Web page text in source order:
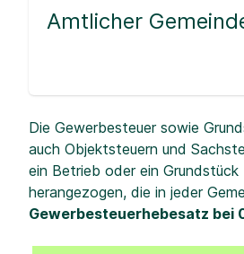
Amtlicher
Die Gewerbesteuer sowie
auch Objektsteuern und
ein Betrieb oder ein
herangezogen, die in jeder
Gewerbesteuerhebesatz bei